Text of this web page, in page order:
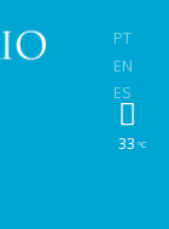
PT
EN
ES
33 ºC